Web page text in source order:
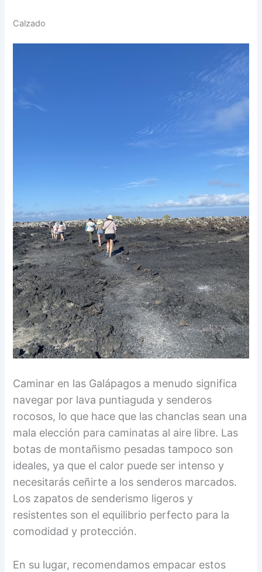
Calzado
Caminar en las Galápagos a menudo significa
navegar por lava puntiaguda y senderos
rocosos, lo que hace que las chanclas sean una
mala elección para caminatas al aire libre. Las
botas de montañismo pesadas tampoco son
ideales, ya que el calor puede ser intenso y
necesitarás ceñirte a los senderos marcados.
Los zapatos de senderismo ligeros y
resistentes son el equilibrio perfecto para la
comodidad y protección.
En su lugar, recomendamos empacar estos